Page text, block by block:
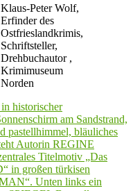
Klaus-Peter Wolf,
Erfinder des
Ostfrieslandkrimis,
Schriftsteller,
Drehbuchautor ,
Krimimuseum
Norden